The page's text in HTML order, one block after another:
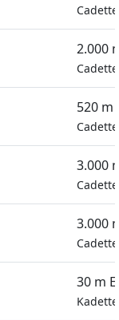
2.000
520 m
3.000
3.000
30 m